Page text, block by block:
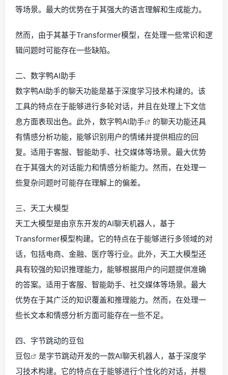
等场景。最大的优势在于其强大的语言理解和生成能力。
然而，由于其基于Transformer模型，在处理一些常识和逻
辑问题时可能存在一些缺陷。
二、数字鸭AI助手
数字鸭AI助手的聊天功能是基于深度学习技术构建的。该
工具的特点在于能够进行多轮对话，并且在处理上下文信
息方面表现出色。此外， 数字鸭AI助手
的聊天功能还具
有情感分析功能，能够识别用户的情绪并提供相应的回
复。适用于客服、智能助手、社交媒体等场景。最大优势
在于其强大的对话能力和情感分析能力。然而，在处理一
些复杂问题时可能存在理解上的偏差。
三、天工大模型
天工大模型是由京东开发的AI聊天机器人，基于
Transformer模型构建。它的特点在于能够进行多领域的对
话，包括电商、金融、医疗等行业。此外，天工大模型还
具有较强的知识推理能力，能够根据用户的问题提供准确
的答案。适用于客服、智能助手、社交媒体等场景。最大
优势在于其广泛的知识覆盖和推理能力。然而，在处理一
些长文本和情感分析方面可能存在一些不足。
四、字节跳动的豆包
豆包
是字节跳动开发的一款AI聊天机器人，基于深度学
习技术构建。它的特点在于能够进行个性化的对话，并根